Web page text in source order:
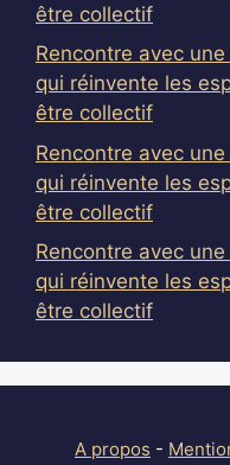
être collectif
Rencontre avec
qui réinvente les
être collectif
Rencontre avec
qui réinvente les
être collectif
Rencontre avec
qui réinvente les
être collectif
A propos -